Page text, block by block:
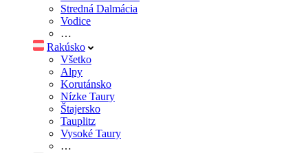
Stredná Dalmácia
Vodice
…
Rakúsko
Všetko
Alpy
Korutánsko
Nízke Taury
Štajersko
Tauplitz
Vysoké Taury
…